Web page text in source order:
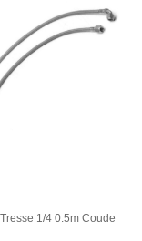
1/4 0.5m Coude